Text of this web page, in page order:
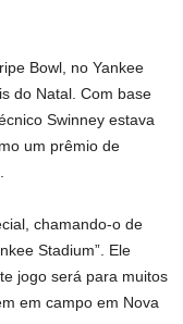
Bowl, no Yankee
do Natal. Com base
Swinney estava
um prêmio de
chamando-o de
Stadium”. Ele
jogo será para muitos
em campo em Nova